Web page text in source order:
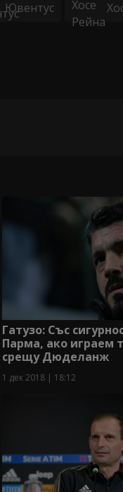
Ювентус
Гатузо: Със
Парма, ако играем
срещу Дюделанж
1 дек 2018 | 18:12